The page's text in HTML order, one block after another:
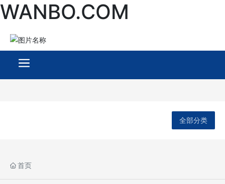
WANBO.COM
全部分类
首页